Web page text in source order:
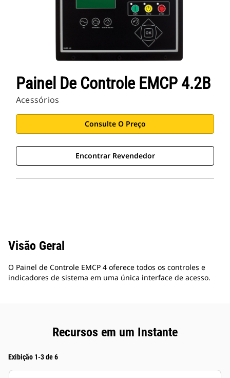
Painel De Controle EMCP 4.2B
Acessórios
Consulte O Preço
Encontrar Revendedor
Visão Geral
O Painel de Controle EMCP 4 oferece todos os controles e
indicadores de sistema em uma única interface de acesso.
Recursos em um Instante
Exibição 1-3 de 6